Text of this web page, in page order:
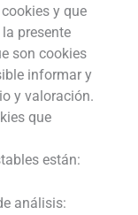
y que
presente
son cookies
informar y
y valoración.
que
están:
análisis: